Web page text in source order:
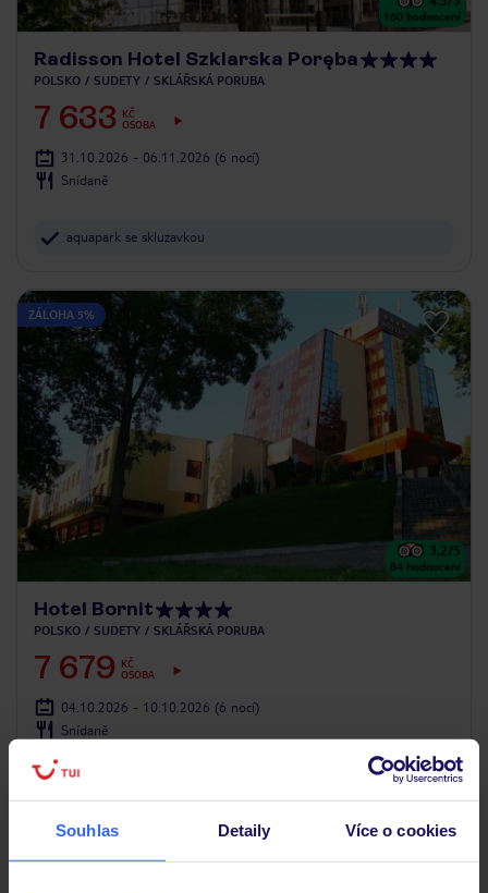
Souhlas Detaily Více o cookies
160 hodnocení
Radisson Hotel Szklarska Poręba
POLSKO SUDETY SKLÁŘSKÁ PORUBA
7 633
KČ
OSOBA
31.10.2026 - 06.11.2026 (6 nocí)
Snídaně
aquapark se skluzavkou
ZÁLOHA 5%
3.2/5
84 hodnocení
Hotel Bornit
POLSKO SUDETY SKLÁŘSKÁ PORUBA
7 679
KČ
OSOBA
04.10.2026 - 10.10.2026 (6 nocí)
Snídaně